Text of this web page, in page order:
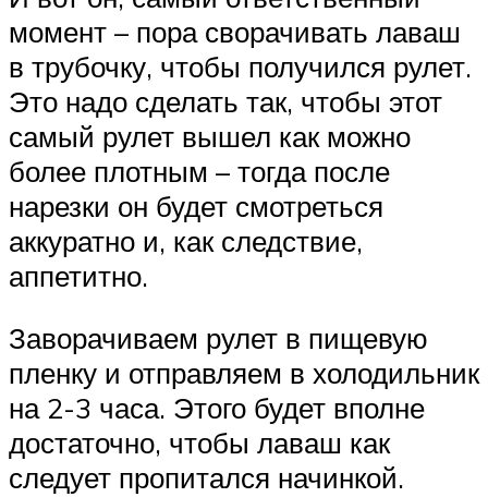
момент – пора сворачивать лаваш
в трубочку, чтобы получился рулет.
Это надо сделать так, чтобы этот
самый рулет вышел как можно
более плотным – тогда после
нарезки он будет смотреться
аккуратно и, как следствие,
аппетитно.
Заворачиваем рулет в пищевую
пленку и отправляем в холодильник
на 2-3 часа. Этого будет вполне
достаточно, чтобы лаваш как
следует пропитался начинкой.